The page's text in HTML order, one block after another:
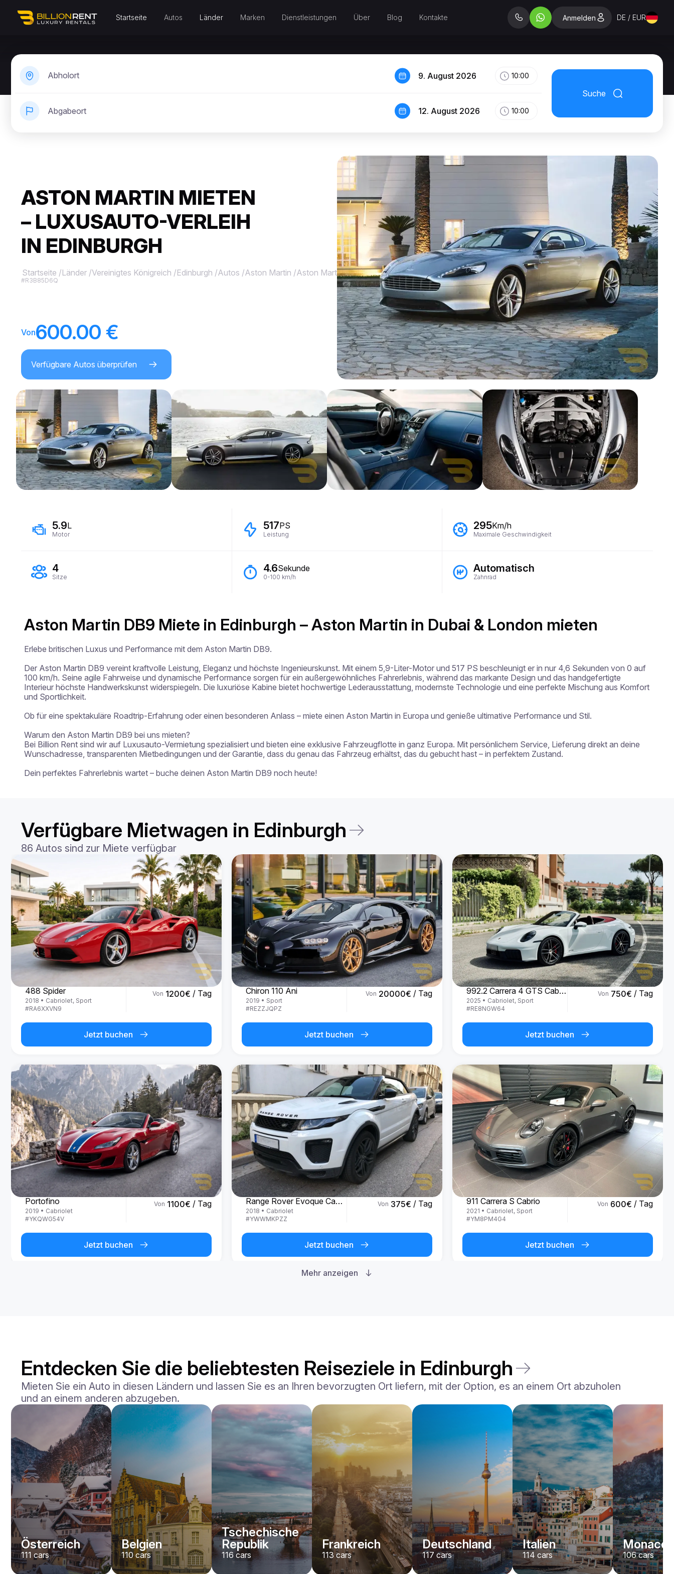
Startseite Autos Länder Marken Dienstleistungen Über Blog Kontakte Anmelden DE / EUR
Abholort
Abgabeort
9. August 2026 10:00
12. August 2026 10:00
Suche
ASTON MARTIN MIETEN
– LUXUSAUTO-VERLEIH
IN EDINBURGH
Startseite /Länder /Vereinigtes Königreich /Edinburgh /Autos /Aston Martin /Aston Martin DB9
#R3B85D6Q
Von600.00 €
Verfügbare Autos überprüfen
5.9L
Motor
517PS
Leistung
295Km/h
Maximale Geschwindigkeit
4
Sitze
4.6Sekunde
0-100 km/h
Automatisch
Zahnrad
Aston Martin DB9 Miete in Edinburgh – Aston Martin in Dubai & London mieten
Erlebe britischen Luxus und Performance mit dem Aston Martin DB9.
Der Aston Martin DB9 vereint kraftvolle Leistung, Eleganz und höchste Ingenieurskunst. Mit einem 5,9-Liter-Motor und 517 PS beschleunigt er in nur 4,6 Sekunden von 0 auf
100 km/h. Seine agile Fahrweise und dynamische Performance sorgen für ein außergewöhnliches Fahrerlebnis, während das markante Design und das handgefertigte
Interieur höchste Handwerkskunst widerspiegeln. Die luxuriöse Kabine bietet hochwertige Lederausstattung, modernste Technologie und eine perfekte Mischung aus Komfort
und Sportlichkeit.
Ob für eine spektakuläre Roadtrip-Erfahrung oder einen besonderen Anlass – miete einen Aston Martin in Europa und genieße ultimative Performance und Stil.
Warum den Aston Martin DB9 bei uns mieten?
Bei Billion Rent sind wir auf Luxusauto-Vermietung spezialisiert und bieten eine exklusive Fahrzeugflotte in ganz Europa. Mit persönlichem Service, Lieferung direkt an deine
Wunschadresse, transparenten Mietbedingungen und der Garantie, dass du genau das Fahrzeug erhältst, das du gebucht hast – in perfektem Zustand.
Dein perfektes Fahrerlebnis wartet – buche deinen Aston Martin DB9 noch heute!
Verfügbare Mietwagen in Edinburgh
86 Autos sind zur Miete verfügbar
488 Spider
2018 • Cabriolet, Sport
#RA6XXVN9
Von 1200€ / Tag
Jetzt buchen
Bugatti
Chiron 110 Ani
2019 • Sport
#REZZJQPZ
Von 20000€ / Tag
Jetzt buchen
Porsche
992.2 Carrera 4 GTS Cabrio '25
2025 • Cabriolet, Sport
#RE8NGW64
Von 750€ / Tag
Jetzt buchen
Ferrari
Portofino
2019 • Cabriolet
#YKQWG54V
Von 1100€ / Tag
Jetzt buchen
Land Rover
Range Rover Evoque Cabrio
2018 • Cabriolet
#YWWMKPZZ
Von 375€ / Tag
Jetzt buchen
Porsche
911 Carrera S Cabrio
2021 • Cabriolet, Sport
#YM8PM4G4
Von 600€ / Tag
Jetzt buchen
Mercedes Benz
Maybach S-klasse 580
Von 750 € / Tag
Jetzt buchen
F8 Spider
2022
Cabriolet, Sport
Jetzt buchen
Cabriolet
YJPXZKDA
Von 2200
Jetzt buchen
Mehr anzeigen
Entdecken Sie die beliebtesten Reiseziele in Edinburgh
Mieten Sie ein Auto in diesen Ländern und lassen Sie es an Ihren bevorzugten Ort liefern, mit der Option, es an einem Ort abzuholen
und an einem anderen abzugeben.
Österreich
111 cars
Belgien
110cars
Tschechische
Republik
116cars
Frankreich
113cars
Deutschland
117 cars
Italien
114 cars
Monaco
106cars